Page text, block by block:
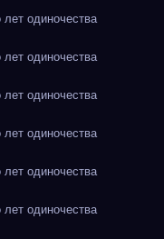
одиночества
одиночества
одиночества
одиночества
одиночества
одиночества